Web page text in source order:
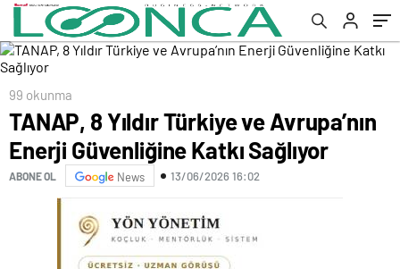
99 okunma
TANAP, 8 Yıldır Türkiye ve Avrupa’nın
Enerji Güvenliğine Katkı Sağlıyor
ABONE OL News 13/06/2026 16:02